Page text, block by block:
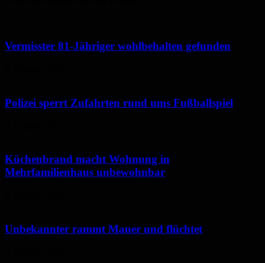
Vermisster 81-Jähriger wohlbehalten gefunden
Polizei sperrt Zufahrten rund ums Fußballspiel
Küchenbrand macht Wohnung in
Mehrfamilienhaus unbewohnbar
Unbekannter rammt Mauer und flüchtet